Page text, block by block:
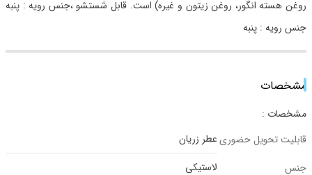
روغن هسته انگور، روغن زیتون و غیره) است. قابل شستشو ،جنس رویه : پنبه
جنس رویه : پنبه
مشخصات
مشخصات :
قابلیت تحویل حضوریعطر زریان
جنس
لاستیکی